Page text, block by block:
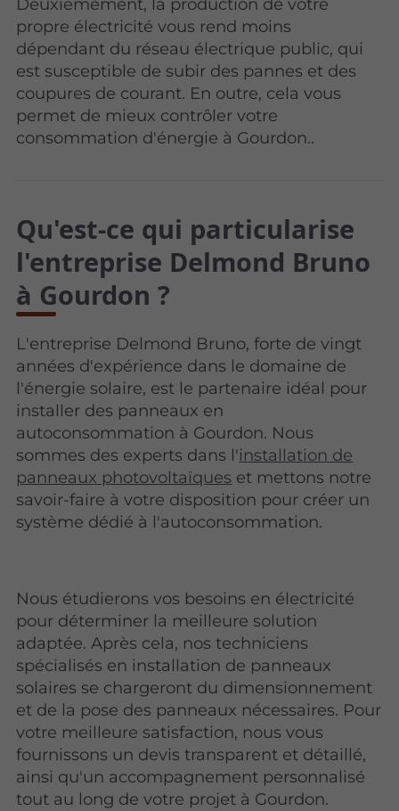
Deuxièmement, la production de votre
propre électricité vous rend moins
dépendant du réseau électrique public, qui
est susceptible de subir des pannes et des
coupures de courant. En outre, cela vous
permet de mieux contrôler votre
consommation d'énergie à Gourdon..
Qu'est-ce qui particularise
l'entreprise Delmond Bruno
à Gourdon ?
L'entreprise Delmond Bruno, forte de vingt
années d'expérience dans le domaine de
l'énergie solaire, est le partenaire idéal pour
installer des panneaux en
autoconsommation à Gourdon. Nous
sommes des experts dans l'installation de
panneaux photovoltaïques et mettons notre
savoir-faire à votre disposition pour créer un
système dédié à l'autoconsommation.
Nous étudierons vos besoins en électricité
pour déterminer la meilleure solution
adaptée. Après cela, nos techniciens
spécialisés en installation de panneaux
solaires se chargeront du dimensionnement
et de la pose des panneaux nécessaires. Pour
votre meilleure satisfaction, nous vous
fournissons un devis transparent et détaillé,
ainsi qu'un accompagnement personnalisé
tout au long de votre projet à Gourdon.